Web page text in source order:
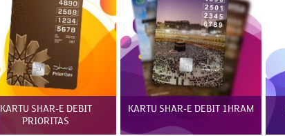
KARTU SHAR-E DEBIT
PRIORITAS
KARTU SHAR-E DEBIT 1HRAM